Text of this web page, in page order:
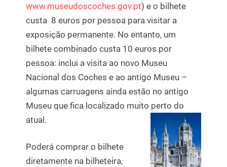
www.museudoscoches.gov.pt) e o bilhete
custa 8 euros por pessoa para visitar a
exposição permanente. No entanto, um
bilhete combinado custa 10 euros por
pessoa: inclui a visita ao novo Museu
Nacional dos Coches e ao antigo Museu –
algumas carruagens ainda estão no antigo
Museu que fica localizado muito perto do
atual.
Poderá comprar o bilhete
diretamente na bilheteira,